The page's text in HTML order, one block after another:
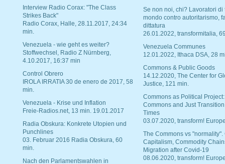
Interview Radio Corax: "The Class
Strikes Back"
Radio Corax, Halle, 28.11.2017, 24:34
min.
Venezuela - wie geht es weiter?
Stoffwechsel, Radio Z Nürnberg,
4.10.2017, 16:37 min
Control Obrero
IROLA IRRATIA 30 de enero de 2017, 58
min.
Venezuela - Krise und Inflation
Freie-Radios.net, 13 min. 19.01.2017
Radia Obskura: Konkrete Utopien und
Punchlines
03. Februar 2016 Radia Obskura, 60
min.
Nach den Parlamentswahlen in
Se non noi, chi? Lavoratori di
mondo contro autoritarismo,
dittatura
26.01.2022, transformitalia,
Venezuela Communes
12.01.2022, Ithaca DSA, 28
Commons & Public Goods
14.12.2020, The Center for
Justice, 121 min.
Commons as Political Project:
Commons and Just
Times
03.07.2020, transform!
The Commons vs "normality".
Capitalism, Commodity
Migration after Covid-19
08.06.2020, transform!